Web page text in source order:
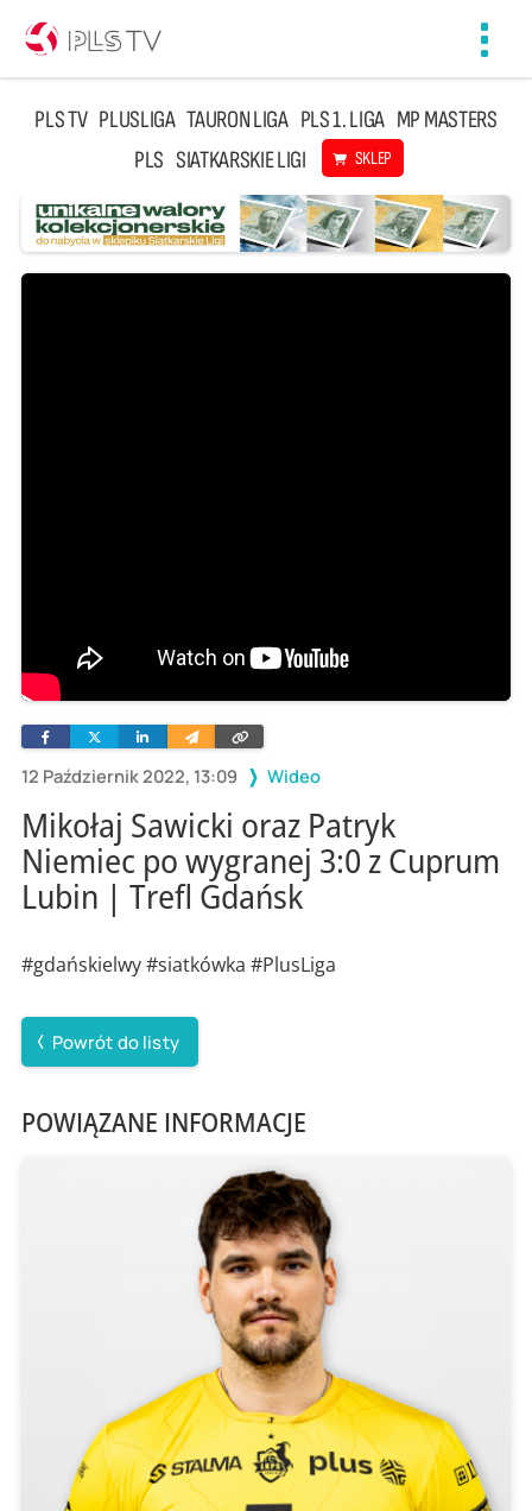
PLS TV PLUSLIGA TAURON LIGA PLS 1. LIGA MP MASTERS
PLS SIATKARSKIE LIGI SKLEP
12 Październik 2022, 13:09 Wideo
FacebookTwitterLinkedinWyślij
e-
Skopiuj
link
Mikołaj Sawicki oraz Patryk
Niemiec po wygranej 3:0 z Cuprum
Lubin | Trefl Gdańsk
#gdańskielwy #siatkówka #PlusLiga
Powrót do listy
POWIĄZANE INFORMACJE